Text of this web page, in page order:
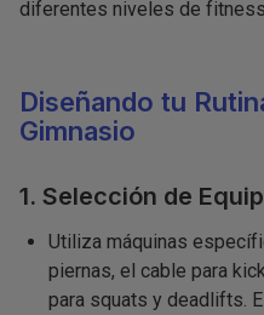
diferentes niveles de
Diseñando tu
Gimnasio
1. Selección de
Utiliza máquinas
piernas, el cable para
para squats y deadlifts.